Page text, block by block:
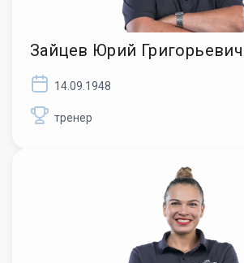
Зайцев Юрий Григорьевич
14.09.1948
тренер